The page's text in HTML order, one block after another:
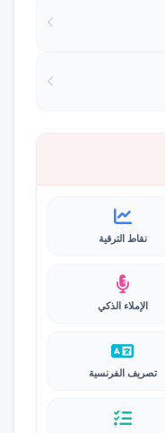
نقاط الترقية
الإملاء الذكي
تصريف الفرنسية